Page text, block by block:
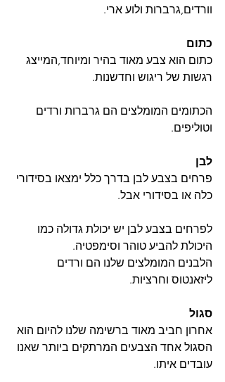
וורדים,גרברות ולוע ארי.
כתום
כתום הוא צבע מאוד בהיר ומיוחד,המייצג
רגשות של ריגוש וחדשנות.
הכתומים המומלצים הם גרברות ורדים
וטוליפים.
לבן
פרחים בצבע לבן בדרך כלל ימצאו בסידורי
כלה או בסידורי אבל.
לפרחים בצבע לבן יש יכולת גדולה כמו
היכולת להביע טוהר וסימפטיה.
הלבנים המומלצים שלנו הם ורדים
ליזאנטוס וחרציות.
סגול
אחרון חביב מאוד ברשימה שלנו להיום הוא
הסגול אחד הצבעים המרתקים ביותר שאנו
עובדים איתו.